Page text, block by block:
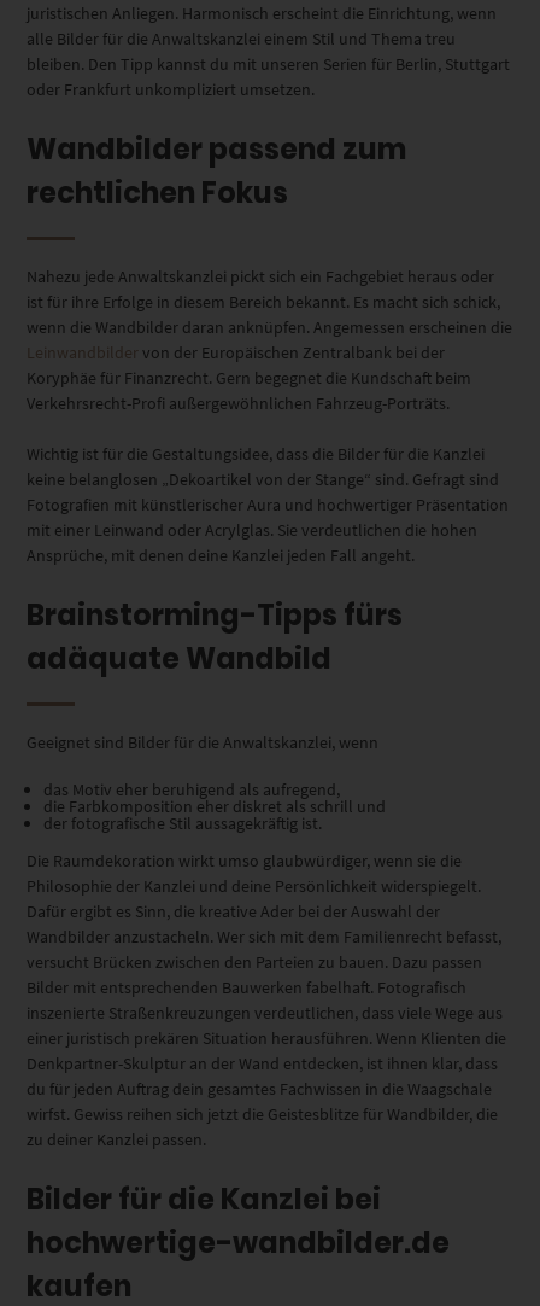
juristischen Anliegen. Harmonisch erscheint die Einrichtung, wenn
alle Bilder für die Anwaltskanzlei einem Stil und Thema treu
bleiben. Den Tipp kannst du mit unseren Serien für Berlin, Stuttgart
oder Frankfurt unkompliziert umsetzen.
Wandbilder passend zum
rechtlichen Fokus
Nahezu jede Anwaltskanzlei pickt sich ein Fachgebiet heraus oder
ist für ihre Erfolge in diesem Bereich bekannt. Es macht sich schick,
wenn die Wandbilder daran anknüpfen. Angemessen erscheinen die
Leinwandbilder von der Europäischen Zentralbank bei der
Koryphäe für Finanzrecht. Gern begegnet die Kundschaft beim
Verkehrsrecht-Profi außergewöhnlichen Fahrzeug-Porträts.
Wichtig ist für die Gestaltungsidee, dass die Bilder für die Kanzlei
keine belanglosen „Dekoartikel von der Stange“ sind. Gefragt sind
Fotografien mit künstlerischer Aura und hochwertiger Präsentation
mit einer Leinwand oder Acrylglas. Sie verdeutlichen die hohen
Ansprüche, mit denen deine Kanzlei jeden Fall angeht.
Brainstorming-Tipps fürs
adäquate Wandbild
Geeignet sind Bilder für die Anwaltskanzlei, wenn
das Motiv eher beruhigend als aufregend,
die Farbkomposition eher diskret als schrill und
der fotografische Stil aussagekräftig ist.
Die Raumdekoration wirkt umso glaubwürdiger, wenn sie die
Philosophie der Kanzlei und deine Persönlichkeit widerspiegelt.
Dafür ergibt es Sinn, die kreative Ader bei der Auswahl der
Wandbilder anzustacheln. Wer sich mit dem Familienrecht befasst,
versucht Brücken zwischen den Parteien zu bauen. Dazu passen
Bilder mit entsprechenden Bauwerken fabelhaft. Fotografisch
inszenierte Straßenkreuzungen verdeutlichen, dass viele Wege aus
einer juristisch prekären Situation herausführen. Wenn Klienten die
Denkpartner-Skulptur an der Wand entdecken, ist ihnen klar, dass
du für jeden Auftrag dein gesamtes Fachwissen in die Waagschale
wirfst. Gewiss reihen sich jetzt die Geistesblitze für Wandbilder, die
zu deiner Kanzlei passen.
Bilder für die Kanzlei bei
hochwertige-wandbilder.de
kaufen